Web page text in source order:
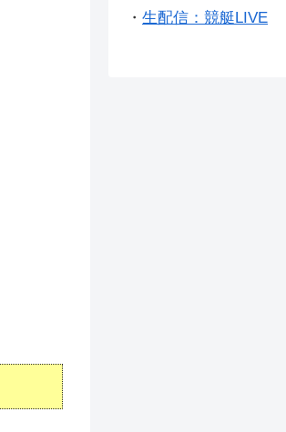
・ 生配信：競艇LIVE